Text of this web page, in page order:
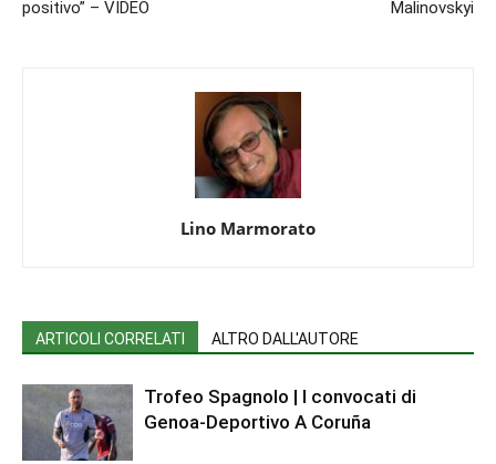
positivo” – VIDEO Malinovskyi
Lino Marmorato
ARTICOLI CORRELATI ALTRO DALL'AUTORE
Trofeo Spagnolo | I convocati di
Genoa-Deportivo A Coruña